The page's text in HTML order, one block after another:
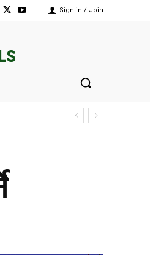
Sign in / Join